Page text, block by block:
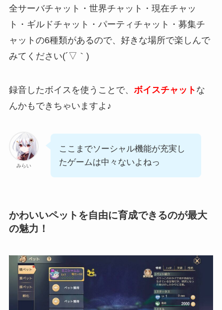
全サーバチャット・世界チャット・現在チャッ
ト・ギルドチャット・パーティチャット・募集チ
ャットの6種類があるので、好きな場所で楽しんで
みてください(´▽｀)
録音したボイスを使うことで、 ボイスチャット な
んかもできちゃいますよ♪
みらい
ここまでソーシャル機能が充実し
たゲームは中々ないよねっ
かわいいペットを自由に育成できるのが最大
の魅力！